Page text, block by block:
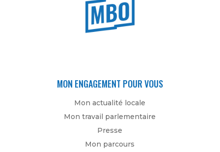
MON ENGAGEMENT POUR VOUS
Mon actualité locale
Mon travail parlementaire
Presse
Mon parcours